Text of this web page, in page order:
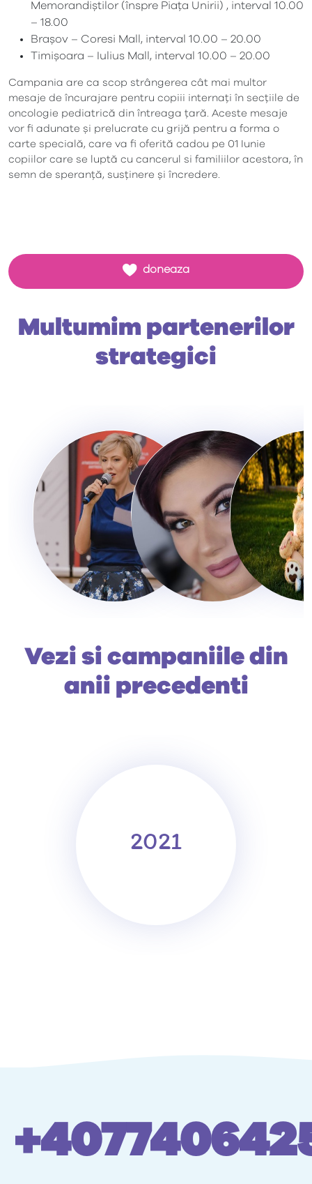
Memorandiștilor (înspre Piața Unirii) , interval 10.00
– 18.00
Brașov – Coresi Mall, interval 10.00 – 20.00
Timișoara – Iulius Mall, interval 10.00 – 20.00
Campania are ca scop strângerea cât mai multor
mesaje de încurajare pentru copiii internați în secțiile de
oncologie pediatrică din întreaga țară. Aceste mesaje
vor fi adunate și prelucrate cu grijă pentru a forma o
carte specială, care va fi oferită cadou pe 01 Iunie
copiilor care se luptă cu cancerul si familiilor acestora, în
semn de speranță, susținere și încredere.
doneaza
Multumim partenerilor
strategici
Vezi si campaniile din
anii precedenti
2021